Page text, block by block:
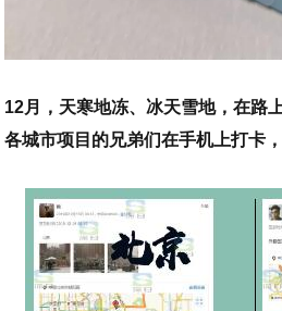
12月，天寒地冻、冰天雪地，在路
各城市项目的兄弟们在手机上打卡